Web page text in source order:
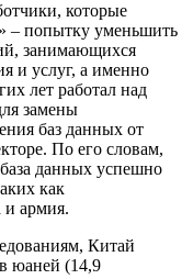
которые
– попытку уменьшить
занимающихся
и услуг, а именно
лет работал над
замены
баз данных от
По его словам,
данных успешно
как
и армия.
Китай
юаней (14,9